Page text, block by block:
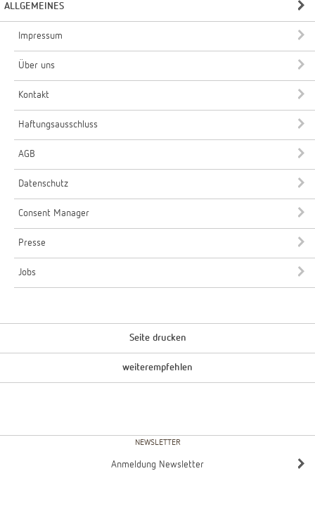
ALLGEMEINES
Impressum
Über uns
Kontakt
Haftungsausschluss
AGB
Datenschutz
Consent Manager
Presse
Jobs
Seite drucken
weiterempfehlen
NEWSLETTER
Anmeldung Newsletter